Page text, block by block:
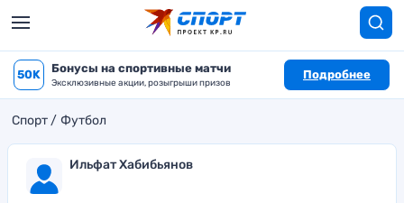
50K Бонусы на спортивные матчи
Эксклюзивные акции, розыгрыши призов
Подробнее
Спорт Футбол
Ильфат Хабибьянов